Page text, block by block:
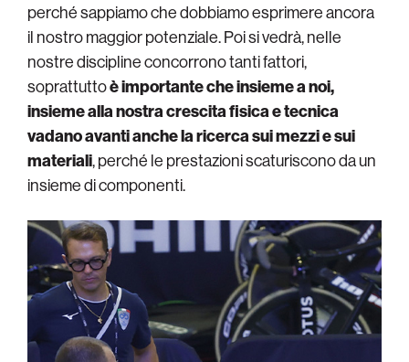
perché sappiamo che dobbiamo esprimere ancora
il nostro maggior potenziale. Poi si vedrà, nelle
nostre discipline concorrono tanti fattori,
soprattuttoè importante che insieme a noi,
insieme alla nostra crescita fisica e tecnica
vadano avanti anche la ricerca sui mezzi e sui
materiali, perché le prestazioni scaturiscono da un
insieme di componenti.